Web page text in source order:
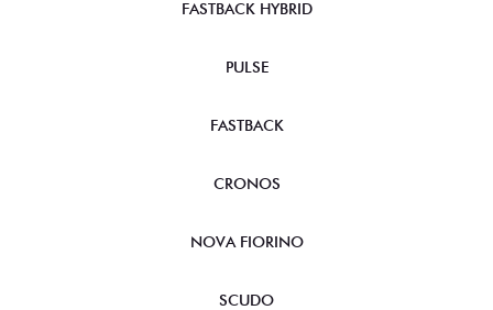
FASTBACK HYBRID
PULSE
FASTBACK
CRONOS
NOVA FIORINO
SCUDO